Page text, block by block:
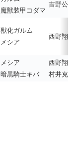
魔獣装甲コダマ
吉野公
獣化ガルム
メシア
西野翔
メシア
暗黒騎士キバ
西野翔
村井克行